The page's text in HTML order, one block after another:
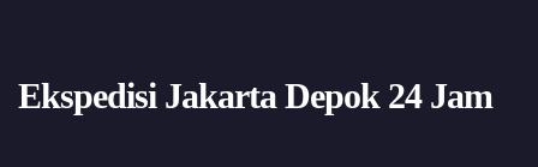
Ekspedisi Jakarta Depok 24 Jam